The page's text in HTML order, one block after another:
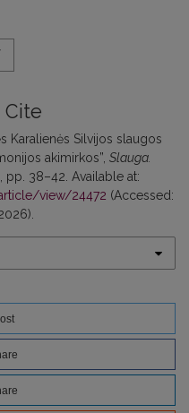
Cite
Karalienės Silvijos slaugos
akimirkos”, Slauga.
pp. 38–42. Available at:
view/24472 (Accessed: